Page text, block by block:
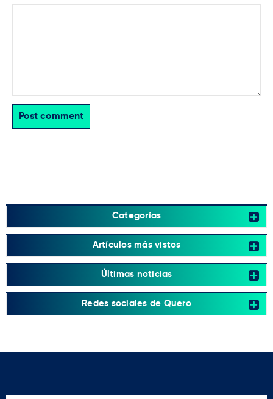
Post comment
Categorías
Artículos más vistos
Últimas noticias
Redes sociales de Quero